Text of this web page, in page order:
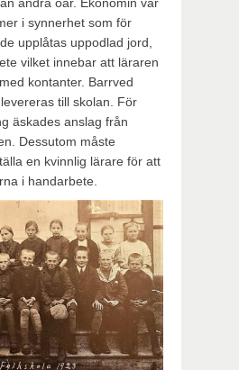
i synnerhet som för
upplåtas uppodlad jord,
vilket innebar att läraren
kontanter. Barrved
till skolan. För
äskades anslag från
Dessutom måste
en kvinnlig lärare för att
i handarbete.